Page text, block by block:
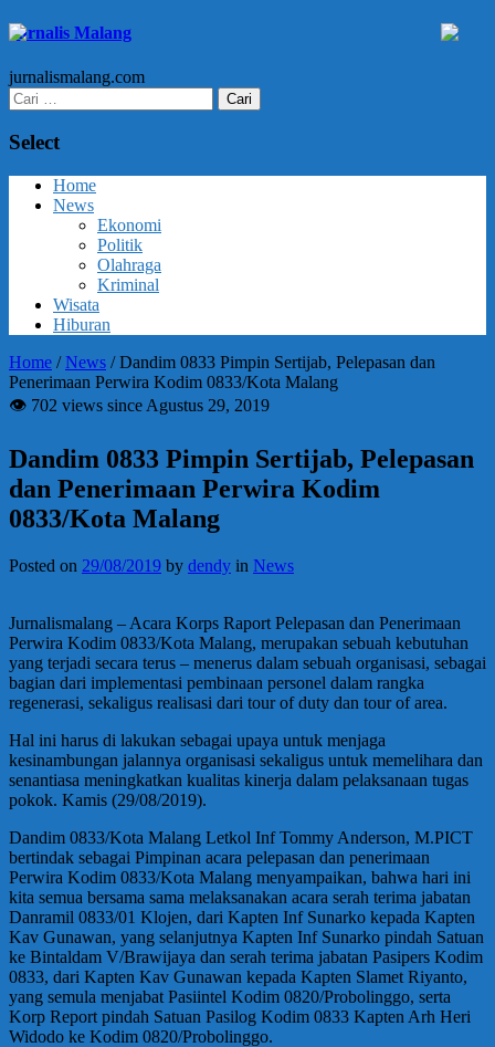
Jurnalis Malang
jurnalismalang.com
Cari
untuk:
Select
Home
News
Ekonomi
Politik
Olahraga
Kriminal
Wisata
Hiburan
Home /News /Dandim 0833 Pimpin Sertijab, Pelepasan dan
Penerimaan Perwira Kodim 0833/Kota Malang
👁 702 views since Agustus 29, 2019
Dandim 0833 Pimpin Sertijab, Pelepasan
dan Penerimaan Perwira Kodim
0833/Kota Malang
Posted on 29/08/2019 by dendy in News
Jurnalismalang – Acara Korps Raport Pelepasan dan Penerimaan
Perwira Kodim 0833/Kota Malang, merupakan sebuah kebutuhan
yang terjadi secara terus – menerus dalam sebuah organisasi, sebagai
bagian dari implementasi pembinaan personel dalam rangka
regenerasi, sekaligus realisasi dari tour of duty dan tour of area.
Hal ini harus di lakukan sebagai upaya untuk menjaga
kesinambungan jalannya organisasi sekaligus untuk memelihara dan
senantiasa meningkatkan kualitas kinerja dalam pelaksanaan tugas
pokok. Kamis (29/08/2019).
Dandim 0833/Kota Malang Letkol Inf Tommy Anderson, M.PICT
bertindak sebagai Pimpinan acara pelepasan dan penerimaan
Perwira Kodim 0833/Kota Malang menyampaikan, bahwa hari ini
kita semua bersama sama melaksanakan acara serah terima jabatan
Danramil 0833/01 Klojen, dari Kapten Inf Sunarko kepada Kapten
Kav Gunawan, yang selanjutnya Kapten Inf Sunarko pindah Satuan
ke Bintaldam V/Brawijaya dan serah terima jabatan Pasipers Kodim
0833, dari Kapten Kav Gunawan kepada Kapten Slamet Riyanto,
yang semula menjabat Pasiintel Kodim 0820/Probolinggo, serta
Korp Report pindah Satuan Pasilog Kodim 0833 Kapten Arh Heri
Widodo ke Kodim 0820/Probolinggo.